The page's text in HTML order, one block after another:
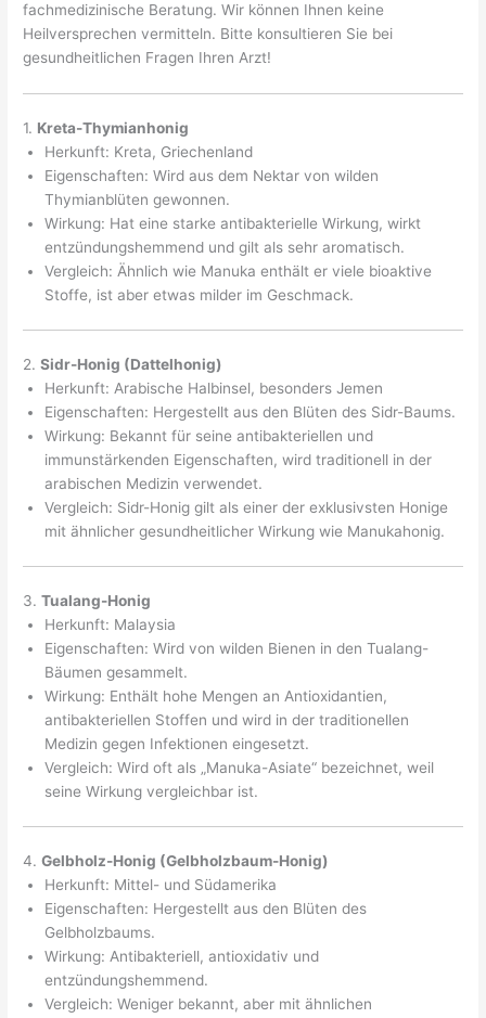
fachmedizinische Beratung. Wir können Ihnen keine
Heilversprechen vermitteln. Bitte konsultieren Sie bei
gesundheitlichen Fragen Ihren Arzt!
1. Kreta-Thymianhonig
Herkunft: Kreta, Griechenland
Eigenschaften: Wird aus dem Nektar von wilden
Thymianblüten gewonnen.
Wirkung: Hat eine starke antibakterielle Wirkung, wirkt
entzündungshemmend und gilt als sehr aromatisch.
Vergleich: Ähnlich wie Manuka enthält er viele bioaktive
Stoffe, ist aber etwas milder im Geschmack.
2.Sidr-Honig (Dattelhonig)
Herkunft: Arabische Halbinsel, besonders Jemen
Eigenschaften: Hergestellt aus den Blüten des Sidr-Baums.
Wirkung: Bekannt für seine antibakteriellen und
immunstärkenden Eigenschaften, wird traditionell in der
arabischen Medizin verwendet.
Vergleich: Sidr-Honig gilt als einer der exklusivsten Honige
mit ähnlicher gesundheitlicher Wirkung wie Manukahonig.
3.Tualang-Honig
Herkunft: Malaysia
Eigenschaften: Wird von wilden Bienen in den Tualang-
Bäumen gesammelt.
Wirkung: Enthält hohe Mengen an Antioxidantien,
antibakteriellen Stoffen und wird in der traditionellen
Medizin gegen Infektionen eingesetzt.
Vergleich: Wird oft als „Manuka-Asiate“ bezeichnet, weil
seine Wirkung vergleichbar ist.
4.Gelbholz-Honig (Gelbholzbaum-Honig)
Herkunft: Mittel- und Südamerika
Eigenschaften: Hergestellt aus den Blüten des
Gelbholzbaums.
Wirkung: Antibakteriell, antioxidativ und
entzündungshemmend.
Vergleich: Weniger bekannt, aber mit ähnlichen